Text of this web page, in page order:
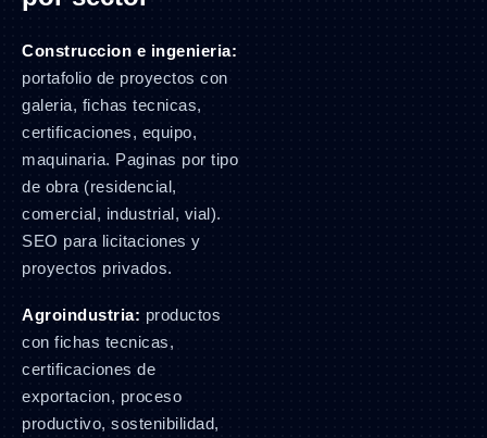
Construccion e ingenieria:
portafolio de proyectos con
galeria, fichas tecnicas,
certificaciones, equipo,
maquinaria. Paginas por tipo
de obra (residencial,
comercial, industrial, vial).
SEO para licitaciones y
proyectos privados.
Agroindustria: productos
con fichas tecnicas,
certificaciones de
exportacion, proceso
productivo, sostenibilidad,